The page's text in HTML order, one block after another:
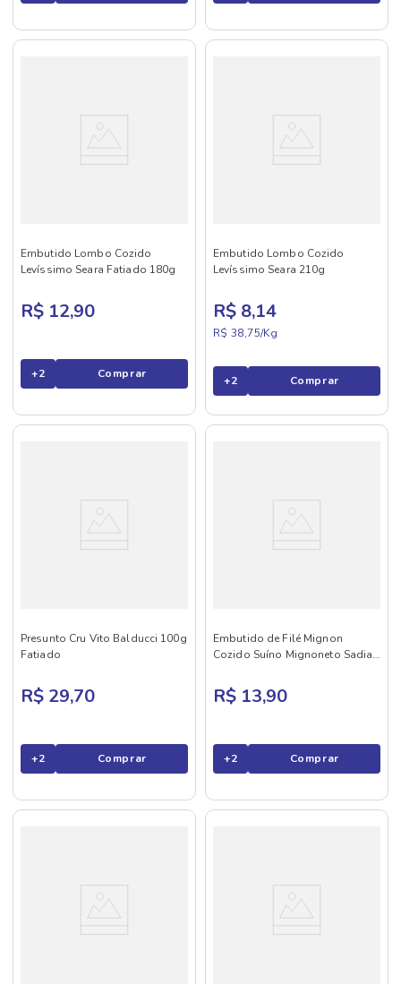
Embutido Lombo Cozido
Levíssimo Seara Fatiado 180g
R$ 12,90
+2 Comprar
Embutido Lombo Cozido
Levíssimo Seara 210g
R$ 8,14
R$ 38,75/Kg
+2 Comprar
Presunto Cru Vito Balducci 100g
Fatiado
R$ 29,70
+2 Comprar
Embutido de Filé Mignon
Cozido Suíno Mignoneto Sadia
R$ 13,90
+2 Comprar